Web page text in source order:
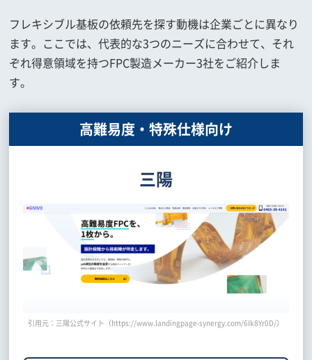
フレキシブル基板の依頼先を探す動機は企業ごとに異なり
ます。ここでは、代表的な3つのニーズに合わせて、それ
ぞれ得意領域を持つFPC製造メーカー3社をご紹介しま
す。
高難易度・特殊仕様向け
三陽
引用元：三陽公式サイト（https://www.landingpage-synergy.com/6Ik8Yr0D/）